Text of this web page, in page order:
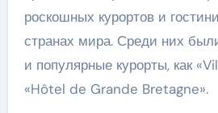
роскошных курортов и
странах мира. Среди них
и популярные курорты, как
«Hôtel de Grande Bretagne».